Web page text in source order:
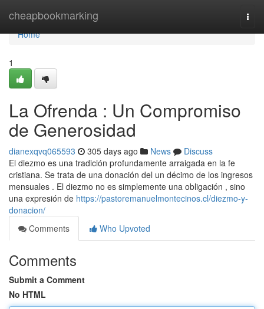
cheapbookmarking
Home
Home
1
La Ofrenda : Un Compromiso
de Generosidad
dianexqvq065593 305 days ago News
Discuss
El diezmo es una tradición profundamente arraigada en la fe
cristiana. Se trata de una donación del un décimo de los ingresos
mensuales . El diezmo no es simplemente una obligación , sino
una expresión de https://pastoremanuelmontecinos.cl/diezmo-y-
donacion/
Comments
Who Upvoted
Comments
Submit a Comment
No HTML